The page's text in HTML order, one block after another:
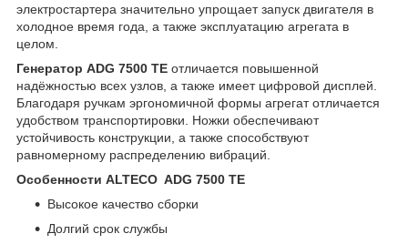
электростартера значительно упрощает запуск двигателя в
холодное время года, а также эксплуатацию агрегата в
целом.
Генератор ADG 7500 TЕ отличается повышенной
надёжностью всех узлов, а также имеет цифровой дисплей.
Благодаря ручкам эргономичной формы агрегат отличается
удобством транспортировки. Ножки обеспечивают
устойчивость конструкции, а также способствуют
равномерному распределению вибраций.
Особенности ALTECO ADG 7500 TE
Высокое качество сборки
Долгий срок службы